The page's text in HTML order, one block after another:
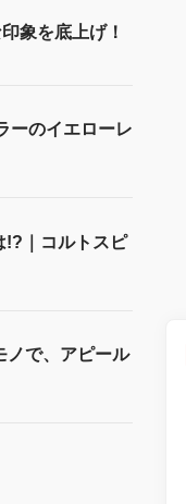
象を底上げ！
ーのイエローレ
｜コルトスピ
ノで、アピール